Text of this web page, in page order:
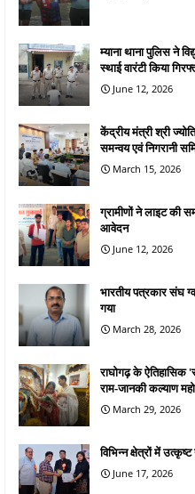
म्याना थाना पुलिस ने
स्थाई वारंटी किया
June 12, 2026
केंद्रीय मंत्री श्री
समन्वय एवं निगरानी
March 15, 2026
ग्रामीणों ने लाइट की
आवेदन
June 12, 2026
भारतीय पत्रकार संघ
गया
March 28, 2026
राघोगढ़ के ऐतिहासिक
राम-जानकी कल्याण
March 29, 2026
विभिन्न क्षेत्रों में
June 17, 2026